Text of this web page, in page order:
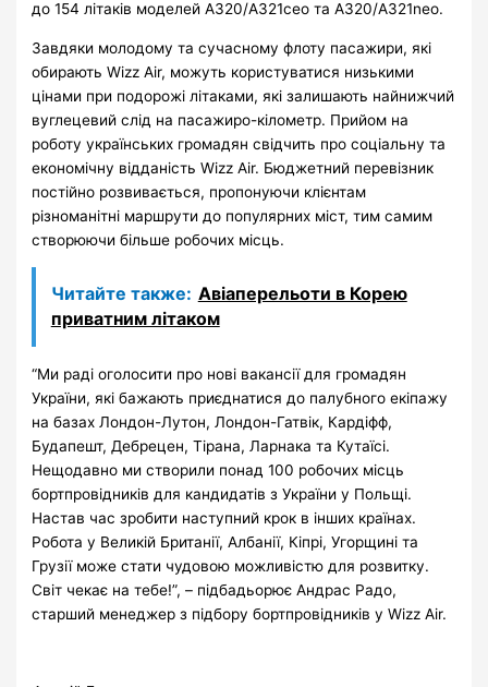
до 154 літаків моделей A320/A321ceo та A320/A321neo.
Завдяки молодому та сучасному флоту пасажири, які
обирають Wizz Air, можуть користуватися низькими
цінами при подорожі літаками, які залишають найнижчий
вуглецевий слід на пасажиро-кілометр. Прийом на
роботу українських громадян свідчить про соціальну та
економічну відданість Wizz Air. Бюджетний перевізник
постійно розвивається, пропонуючи клієнтам
різноманітні маршрути до популярних міст, тим самим
створюючи більше робочих місць.
Читайте также: Авіаперельоти в Корею
приватним літаком
“Ми раді оголосити про нові вакансії для громадян
України, які бажають приєднатися до палубного екіпажу
на базах Лондон-Лутон, Лондон-Гатвік, Кардіфф,
Будапешт, Дебрецен, Тірана, Ларнака та Кутаїсі.
Нещодавно ми створили понад 100 робочих місць
бортпровідників для кандидатів з України у Польщі.
Настав час зробити наступний крок в інших країнах.
Робота у Великій Британії, Албанії, Кіпрі, Угорщині та
Грузії може стати чудовою можливістю для розвитку.
Світ чекає на тебе!”, – підбадьорює Андрас Радо,
старший менеджер з підбору бортпровідників у Wizz Air.